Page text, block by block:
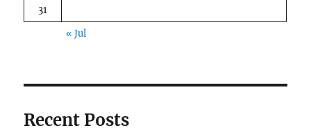
31
« Jul
Recent Posts